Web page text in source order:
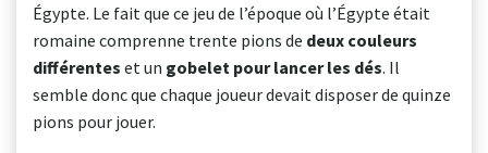
Égypte. Le fait que ce jeu de l’époque où l’Égypte était
romaine comprenne trente pions de deux couleurs
différentes et un gobelet pour lancer les dés. Il
semble donc que chaque joueur devait disposer de quinze
pions pour jouer.